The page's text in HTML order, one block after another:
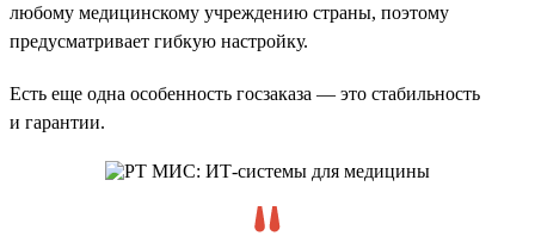
любому медицинскому учреждению страны, поэтому
предусматривает гибкую настройку.
Есть еще одна особенность госзаказа — это стабильность
и гарантии.